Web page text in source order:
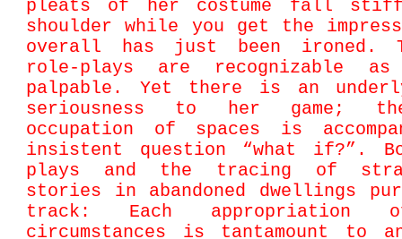
pleats of her costume fall
shoulder while you get the
overall has just been ironed.
role-plays are recognizable as
palpable. Yet there is an
seriousness to her game;
occupation of spaces is
insistent question “what if?”.
plays and the tracing of
stories in abandoned dwellings
track: Each appropriation
circumstances is tantamount to